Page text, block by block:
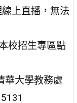
上直播，無法
校招生專區點
華大學教務處